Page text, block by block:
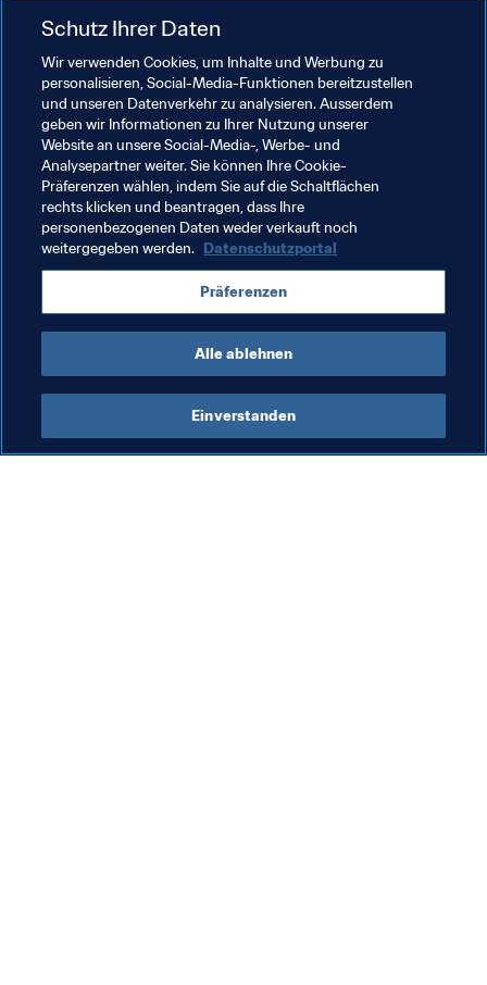
Wenn wir über Spitzenfussball sprechen, ist es wichtig,
für die Spielerinnen erstklassiges Personal zur Verfügung
zu haben, vor allem, wenn es um das Wohlergehen der
Spielerinnen geht, um ihr Wohlbefinden und natürlich
auch um ihre Gesundheit. Im Männerfussball sind solche
Spezialisten inzwischen die Norm. Männliche Spieler auf
Spitzenniveau erwarten, dass ihnen diese Unterstützung
angeboten wird. Meiner Ansicht nach sollte es im
Frauenfussball nicht anders sein. Wir wollen ja, dass
unsere Spielerinnen die besten Möglichkeiten haben, auf
dem Spielfeld gute Leistungen zu bringen, und um das zu
erreichen, müssen wir ihnen auch optimale
Rahmenbedingungen bieten, um erfolgreich zu sein.
Schutz Ihrer Daten
Wir verwenden Cookies, um Inhalte und Werbung zu
personalisieren, Social-Media-Funktionen bereitzustellen
und unseren Datenverkehr zu analysieren. Ausserdem
geben wir Informationen zu Ihrer Nutzung unserer
Website an unsere Social-Media-, Werbe- und
Analysepartner weiter. Sie können Ihre Cookie-
Präferenzen wählen, indem Sie auf die Schaltflächen
rechts klicken und beantragen, dass Ihre
personenbezogenen Daten weder verkauft noch
weitergegeben werden. Datenschutzportal
Präferenzen
Alle ablehnen
Einverstanden